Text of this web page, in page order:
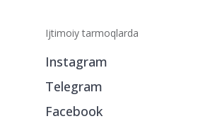
Ijtimoiy tarmoqlarda
Instagram
Telegram
Facebook